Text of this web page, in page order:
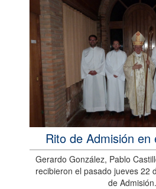
Rito de Admisión en
Gerardo González, Pablo
recibieron el pasado jueves 22
de Admisión.